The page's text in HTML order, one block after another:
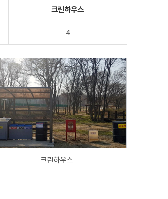
크린하우스
4
크린하우스